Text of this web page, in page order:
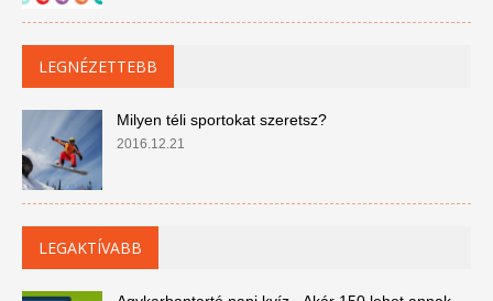
LEGNÉZETTEBB
Milyen téli sportokat szeretsz?
2016.12.21
LEGAKTÍVABB